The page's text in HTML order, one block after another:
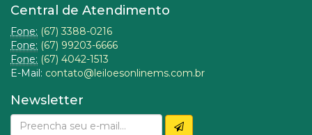
Central de Atendimento
Fone: (67) 3388-0216
Fone: (67) 99203-6666
Fone: (67) 4042-1513
E-Mail: contato@leiloesonlinems.com.br
Newsletter